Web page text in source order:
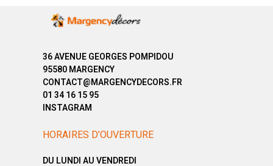
36 AVENUE GEORGES POMPIDOU
95580 MARGENCY
CONTACT@MARGENCYDECORS.FR
01 34 16 15 95
INSTAGRAM
HORAIRES D’OUVERTURE
DU LUNDI AU VENDREDI